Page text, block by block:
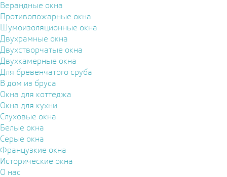
Верандные окна
Противопожарные окна
Шумоизоляционные окна
Двухрамные окна
Двухстворчатые окна
Двухкамерные окна
Для бревенчатого сруба
В дом из бруса
Окна для коттеджа
Окна для кухни
Слуховые окна
Белые окна
Серые окна
Французкие окна
Исторические окна
О нас